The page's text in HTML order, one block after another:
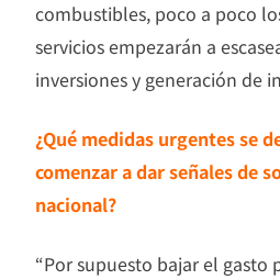
combustibles, poco a poco
servicios empezarán a
inversiones y generación de
¿Qué medidas urgentes se
comenzar a dar señales de
nacional?
“Por supuesto bajar el gasto